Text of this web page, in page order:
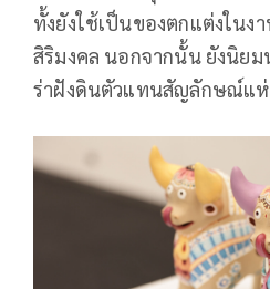
ทั้งยังใช้เป็นของตกแต่งในง
สิริมงคล นอกจากนั้น ยังนิย
ร่าฝังดินตัวแทนสัญลักษณ์แ